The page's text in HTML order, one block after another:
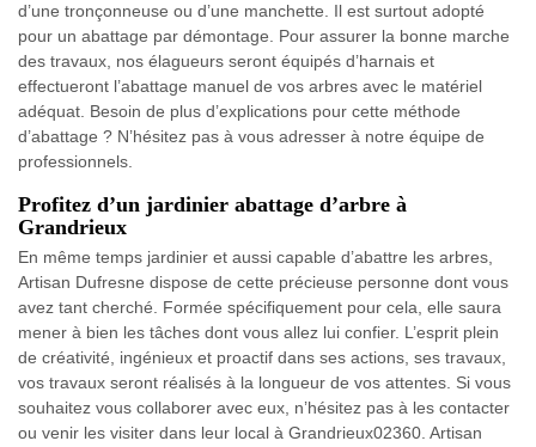
d’une tronçonneuse ou d’une manchette. Il est surtout adopté
pour un abattage par démontage. Pour assurer la bonne marche
des travaux, nos élagueurs seront équipés d’harnais et
effectueront l’abattage manuel de vos arbres avec le matériel
adéquat. Besoin de plus d’explications pour cette méthode
d’abattage ? N’hésitez pas à vous adresser à notre équipe de
professionnels.
Profitez d’un jardinier abattage d’arbre à
Grandrieux
En même temps jardinier et aussi capable d’abattre les arbres,
Artisan Dufresne dispose de cette précieuse personne dont vous
avez tant cherché. Formée spécifiquement pour cela, elle saura
mener à bien les tâches dont vous allez lui confier. L’esprit plein
de créativité, ingénieux et proactif dans ses actions, ses travaux,
vos travaux seront réalisés à la longueur de vos attentes. Si vous
souhaitez vous collaborer avec eux, n’hésitez pas à les contacter
ou venir les visiter dans leur local à Grandrieux02360. Artisan